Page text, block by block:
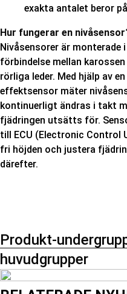
exakta antalet beror
Hur fungerar en
Nivåsensorer är monterade
förbindelse mellan
rörliga leder. Med hjälp av
effektsensor mäter
kontinuerligt ändras i takt
fjädringen utsätts för.
till ECU (Electronic
fri höjden och justera
därefter.
Produkt-
huvudgrupper